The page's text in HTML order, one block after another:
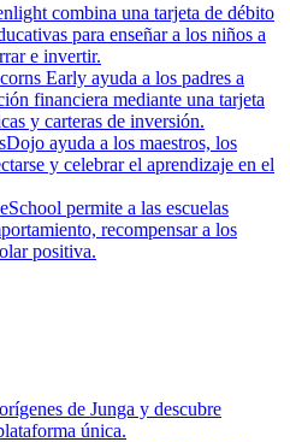
combina una tarjeta de débito
para enseñar a los niños a
e invertir.
Early ayuda a los padres a
financiera mediante una tarjeta
y carteras de inversión.
ayuda a los maestros, los
y celebrar el aprendizaje en el
permite a las escuelas
recompensar a los
positiva.
de Junga y descubre
única.